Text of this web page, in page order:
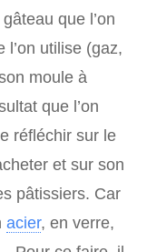
que l’on
l’on utilise (gaz,
moule à
que l’on
réfléchir sur le
et sur son
pâtissiers. Car
acier, en verre,